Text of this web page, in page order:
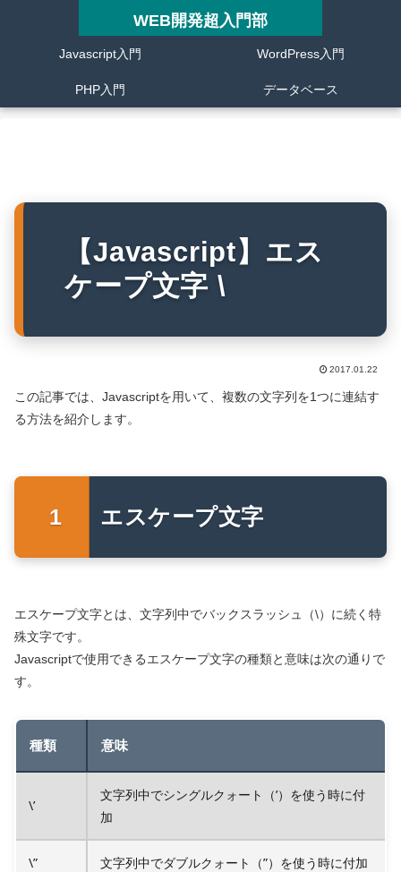
WEB開発超入門部
Javascript入門 WordPress入門
PHP入門 データベース
【Javascript】エス
ケープ文字 \
2017.01.22
この記事では、Javascriptを用いて、複数の文字列を1つに連結す
る方法を紹介します。
エスケープ文字
エスケープ文字とは、文字列中でバックスラッシュ（\）に続く特
殊文字です。
Javascriptで使用できるエスケープ文字の種類と意味は次の通りで
す。
種類 意味
\’
文字列中でシングルクォート（’）を使う時に付
加
\” 文字列中でダブルクォート（”）を使う時に付加